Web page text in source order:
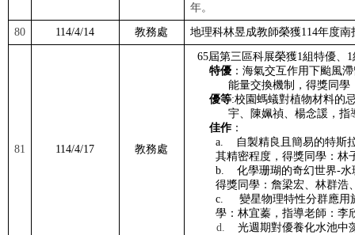
年。
80 114/4/14 教務處 地理科林昱成教師榮獲114年度南
81 114/4/17 教務處
65屆第三區科展榮獲1組特優、 1
特優：海氣交互作用下颱風
能量交換機制，得獎同學
優等:校園螞蟻對植物材料的
宇、陳姵禎、楊念諼，指
佳作：
a.
自製精良且簡易的特斯
其精密程度，得獎同學：林
b.
化學珊瑚的奇幻世界-水
得獎同學：詹梁宏、林群浩
c.
變星物理特性分群應用
學：林宜蓁，指導老師：李
d.
光週期對優養化水池中